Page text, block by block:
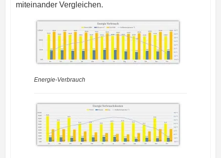
miteinander Vergleichen.
Energie-Verbrauch